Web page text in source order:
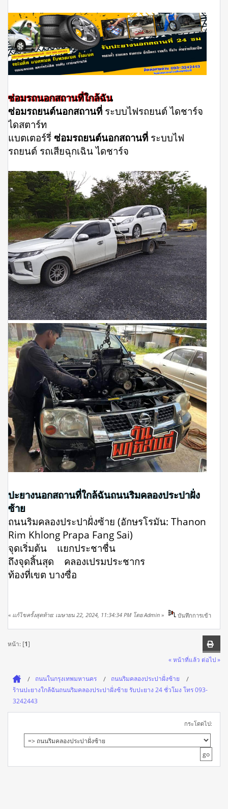
ซ่อมรถนอกสถานที่ใกล้ฉัน
ซ่อมรถยนต์นอกสถานที่ ระบบไฟรถยนต์ ไดชาร์จ
ไดสตาร์ท
แบตเตอร์รี่ ซ่อมรถยนต์นอกสถานที่ ระบบไฟ
รถยนต์ รถเสียฉุกเฉิน ไดชาร์จ
ปะยางนอกสถานที่ใกล้ฉันถนนริมคลองประปาฝั่ง
ซ้าย
ถนนริมคลองประปาฝั่งซ้าย (อักษรโรมัน: Thanon
Rim Khlong Prapa Fang Sai)
จุดเริ่มต้น แยกประชาชื่น
ถึงจุดสิ้นสุด คลองเปรมประชากร
ท้องที่เขต บางซื่อ
« แก้ไขครั้งสุดท้าย: เมษายน 22, 2024, 11:34:34 PM โดย Admin » บันทึกการเข้า
หน้า: [1]
« หน้าที่แล้ว ต่อไป »
ถนนในกรุงเทพมหานคร
ถนนริมคลองประปาฝั่งซ้าย
ร้านปะยางใกล้ฉันถนนริมคลองประปาฝั่งซ้าย รับปะยาง 24 ชั่วโมง โทร 093-
3242443
กระโดดไป: